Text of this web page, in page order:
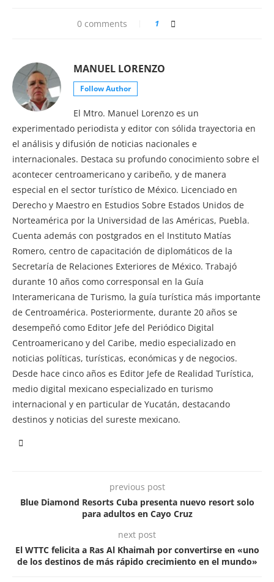
0 comments 1
MANUEL LORENZO
Follow Author
El Mtro. Manuel Lorenzo es un
experimentado periodista y editor con sólida trayectoria en
el análisis y difusión de noticias nacionales e
internacionales. Destaca su profundo conocimiento sobre el
acontecer centroamericano y caribeño, y de manera
especial en el sector turístico de México. Licenciado en
Derecho y Maestro en Estudios Sobre Estados Unidos de
Norteamérica por la Universidad de las Américas, Puebla.
Cuenta además con postgrados en el Instituto Matías
Romero, centro de capacitación de diplomáticos de la
Secretaría de Relaciones Exteriores de México. Trabajó
durante 10 años como corresponsal en la Guía
Interamericana de Turismo, la guía turística más importante
de Centroamérica. Posteriormente, durante 20 años se
desempeñó como Editor Jefe del Periódico Digital
Centroamericano y del Caribe, medio especializado en
noticias políticas, turísticas, económicas y de negocios.
Desde hace cinco años es Editor Jefe de Realidad Turística,
medio digital mexicano especializado en turismo
internacional y en particular de Yucatán, destacando
destinos y noticias del sureste mexicano.
previous post
Blue Diamond Resorts Cuba presenta nuevo resort solo
para adultos en Cayo Cruz
next post
El WTTC felicita a Ras Al Khaimah por convertirse en «uno
de los destinos de más rápido crecimiento en el mundo»